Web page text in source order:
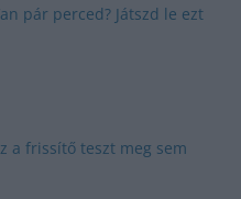
pár perced? Játszd le ezt
a frissítő teszt meg sem